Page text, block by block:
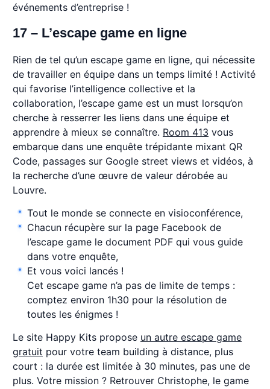
événements d’entreprise !
17 – L’escape game en ligne
Rien de tel qu’un escape game en ligne, qui nécessite
de travailler en équipe dans un temps limité ! Activité
qui favorise l’intelligence collective et la
collaboration, l’escape game est un must lorsqu’on
cherche à resserrer les liens dans une équipe et
apprendre à mieux se connaître. Room 413 vous
embarque dans une enquête trépidante mixant QR
Code, passages sur Google street views et vidéos, à
la recherche d’une œuvre de valeur dérobée au
Louvre.
Tout le monde se connecte en visioconférence,
Chacun récupère sur la page Facebook de
l’escape game le document PDF qui vous guide
dans votre enquête,
Et vous voici lancés !
Cet escape game n’a pas de limite de temps :
comptez environ 1h30 pour la résolution de
toutes les énigmes !
Le site Happy Kits propose un autre escape game
gratuit pour votre team building à distance, plus
court : la durée est limitée à 30 minutes, pas une de
plus. Votre mission ? Retrouver Christophe, le game